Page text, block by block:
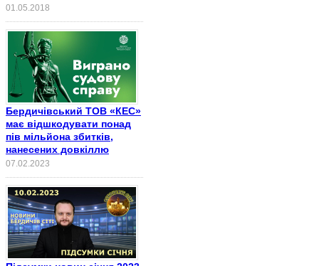
01.05.2018
Бердичівський ТОВ «КЕС»
має відшкодувати понад
пів мільйона збитків,
нанесених довкіллю
07.02.2023